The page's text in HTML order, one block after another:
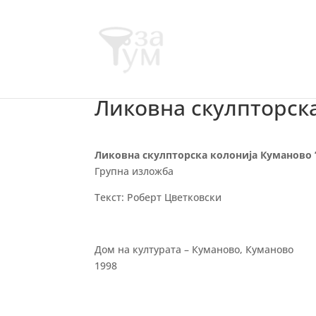
Ликовна
Ликовна скулпторска колонија Куманово
Групна изложба
Текст: Роберт Цветковски
Дом на културата – Куманово, Куманово
1998